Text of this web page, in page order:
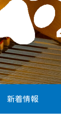
新着情報